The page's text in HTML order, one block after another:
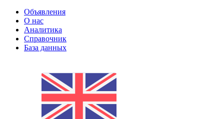
Объявления
О нас
Аналитика
Справочник
База данных